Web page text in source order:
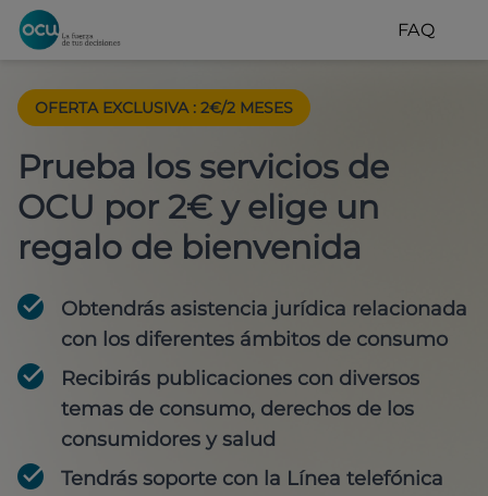
FAQ
OFERTA EXCLUSIVA : 2€/2 MESES
Prueba los servicios de
OCU por 2€ y elige un
regalo de bienvenida
Obtendrás asistencia jurídica relacionada
con los diferentes ámbitos de consumo
Recibirás publicaciones con diversos
temas de consumo, derechos de los
consumidores y salud
Tendrás soporte con la Línea telefónica